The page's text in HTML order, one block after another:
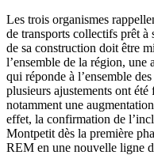
Les trois organismes
de transports collectifs prêt à
de sa construction doit être
l’ensemble de la région,
qui réponde à l’ensemble
plusieurs ajustements ont
notamment une
effet, la confirmation de
Montpetit dès la première
REM en une nouvelle ligne